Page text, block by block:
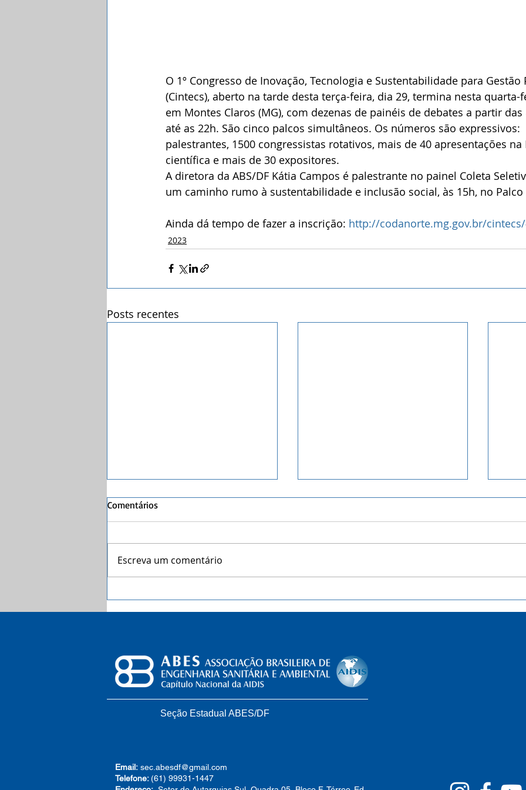
O 1º Congresso de Inovação, Tecnologia e Sustentabilidade para
(Cintecs), aberto na tarde desta terça-feira, dia 29, termina nesta quarta-
em Montes Claros (MG), com dezenas de painéis de debates a partir
até as 22h. São cinco palcos simultâneos. Os números são
palestrantes, 1500 congressistas rotativos, mais de 40 apresentações
científica e mais de 30 expositores.
A diretora da ABS/DF Kátia Campos é palestrante no painel Coleta
um caminho rumo à sustentabilidade e inclusão social, às 15h, no Palco
Ainda dá tempo de fazer a inscrição: http://codanorte.mg.gov.br/
2023
Posts recentes
CVM inicia consulta pública
sobre as regras do ProRecicle
Mobiliários (CVM) inicia hoje,
22/12/2023, consulta pública
Comentários
Escreva um comentário
Seção Estadual ABES/DF
Email: sec.abesdf@gmail.com
Telefone: (61) 99931-1447